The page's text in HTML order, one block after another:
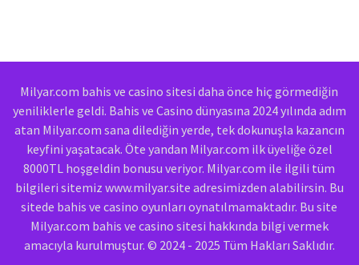
Milyar.com bahis ve casino sitesi daha önce hiç görmediğin
yeniliklerle geldi. Bahis ve Casino dünyasına 2024 yılında adım
atan Milyar.com sana dilediğin yerde, tek dokunuşla kazancın
keyfini yaşatacak. Öte yandan Milyar.com ilk üyeliğe özel
8000TL hoşgeldin bonusu veriyor. Milyar.com ile ilgili tüm
bilgileri sitemiz www.milyar.site adresimizden alabilirsin. Bu
sitede bahis ve casino oyunları oynatılmamaktadır. Bu site
Milyar.com bahis ve casino sitesi hakkında bilgi vermek
amacıyla kurulmuştur. © 2024 - 2025 Tüm Hakları Saklıdır.